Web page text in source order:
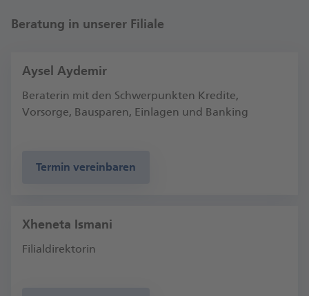
Georgsplatz
Beratung in unserer Filiale
Aysel Aydemir
Beraterin mit den Schwerpunkten Kredite,
Vorsorge, Bausparen, Einlagen und Banking
Termin vereinbaren
Xheneta Ismani
Filialdirektorin